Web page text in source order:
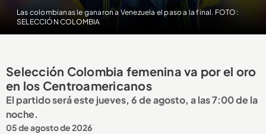
Las colombianas le ganaron a Venezuela el paso a la final. FOTO:
SELECCIÓN COLOMBIA
Selección Colombia femenina va por el oro
en los Centroamericanos
El partido será este jueves, 6 de agosto, a las 7:00 de la
noche.
05 de agosto de 2026